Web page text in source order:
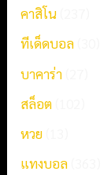
คาสิโน
ทีเด็ดบอล
บาคาร่า
สล็อต
หวย
แทงบอล